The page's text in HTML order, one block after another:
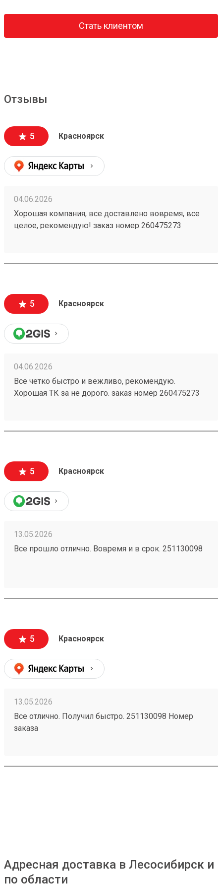
Стать клиентом
Отзывы
5 Красноярск
04.06.2026
Хорошая компания, все доставлено вовремя, все
целое, рекомендую! заказ номер 260475273
5 Красноярск
04.06.2026
Все четко быстро и вежливо, рекомендую.
Хорошая ТК за не дорого. заказ номер 260475273
5 Красноярск
13.05.2026
Все прошло отлично. Вовремя и в срок. 251130098
5 Красноярск
13.05.2026
Все отлично. Получил быстро. 251130098 Номер
заказа
Адресная доставка в Лесосибирск и
по области